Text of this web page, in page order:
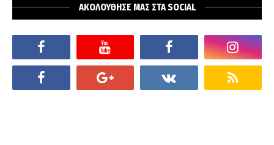
ΑΚΟΛΟΥΘΗΣΕ ΜΑΣ ΣΤΑ SOCIAL